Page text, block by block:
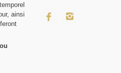
ainsi